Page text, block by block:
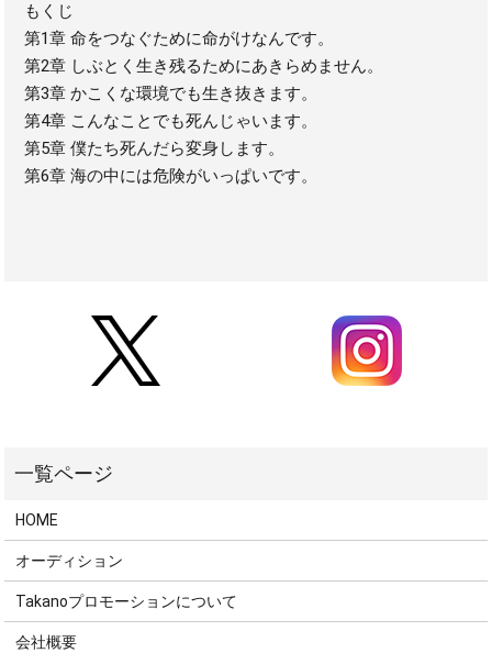
もくじ
第1章 命をつなぐために命がけなんです。
第2章 しぶとく生き残るためにあきらめません。
第3章 かこくな環境でも生き抜きます。
第4章 こんなことでも死んじゃいます。
第5章 僕たち死んだら変身します。
第6章 海の中には危険がいっぱいです。
HOME
オーディション
Takanoプロモーションについて
会社概要